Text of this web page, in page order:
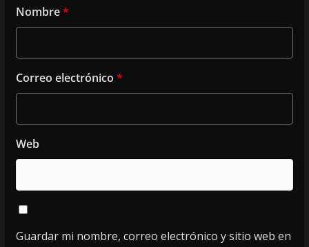
Nombre*
Correo electrónico *
Web
Guardar mi nombre, correo electrónico y sitio web en